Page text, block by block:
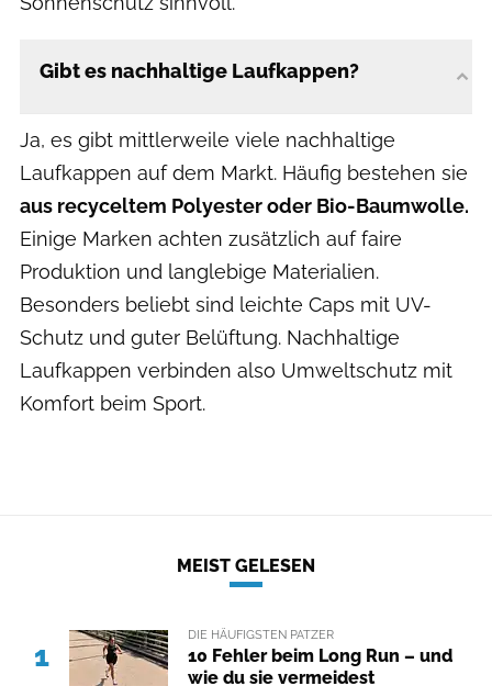
Gibt es nachhaltige Laufkappen?
Ja, es gibt mittlerweile viele nachhaltige
Laufkappen auf dem Markt. Häufig bestehen sie
aus recyceltem Polyester oder Bio-Baumwolle.
Einige Marken achten zusätzlich auf faire
Produktion und langlebige Materialien.
Besonders beliebt sind leichte Caps mit UV-
Schutz und guter Belüftung. Nachhaltige
Laufkappen verbinden also Umweltschutz mit
Komfort beim Sport.
MEIST GELESEN
1
DIE HÄUFIGSTEN PATZER
10 Fehler beim Long Run – und
wie du sie vermeidest